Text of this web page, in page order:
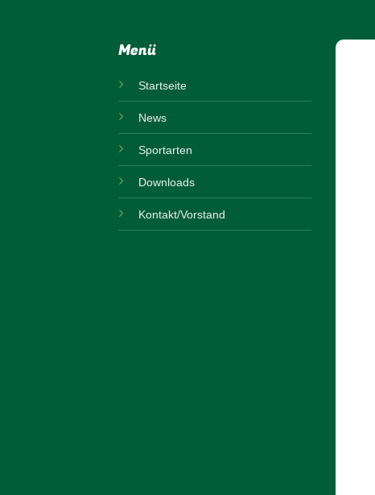
Menü
Startseite
News
Sportarten
Downloads
Kontakt/Vorstand